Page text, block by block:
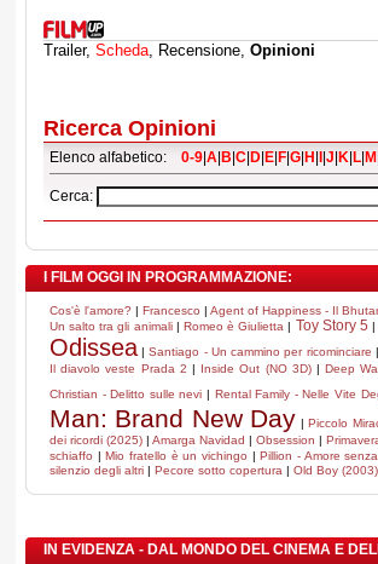
Trailer, Scheda, Recensione, Opinioni
Ricerca Opinioni
Elenco alfabetico: 0-9 A B C D E F G H J K L M
Cerca:
I FILM OGGI IN PROGRAMMAZIONE:
Cos'è l'amore? | Francesco | Agent of Happiness - Il
Un salto tra gli animali| Romeo è Giulietta | Toy Story 5
Odissea |Santiago - Un cammino per ricominciare |
Il diavolo veste Prada 2 | Inside Out (NO 3D)|Deep
Christian - Delitto sulle nevi | Rental Family - Nelle Vite
Man: Brand New Day |Piccolo
dei ricordi (2025) | Amarga Navidad | Obsession |
schiaffo |Mio fratello è un vichingo |Pillion - Amore
silenzio degli altri | Pecore sotto copertura | Old Boy (2003)
IN EVIDENZA - DAL MONDO DEL CINEMA E